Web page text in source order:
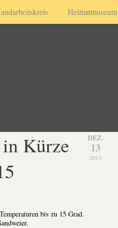
Heimatmuseum
DEZ.
13
2013
Kürze
bis zu 15 Grad.